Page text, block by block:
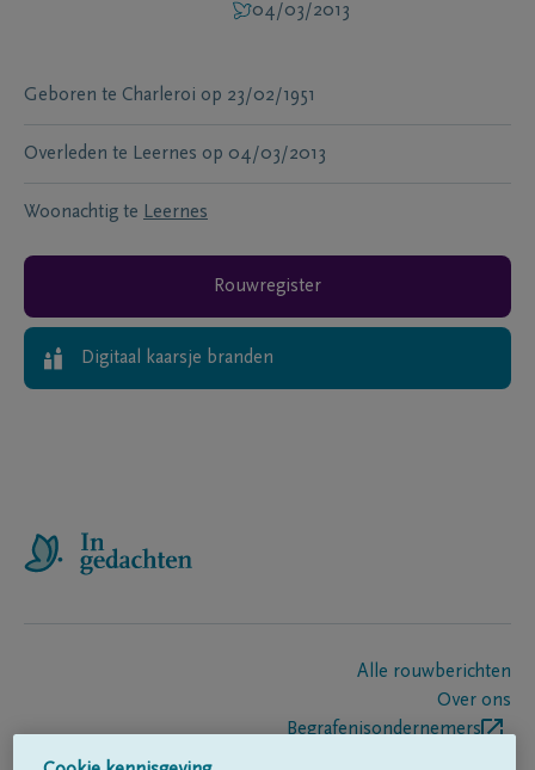
04/03/2013
Geboren te Charleroi op 23/02/1951
Overleden te Leernes op 04/03/2013
Woonachtig te Leernes
Rouwregister
Digitaal kaarsje branden
Alle rouwberichten
Over ons
Begrafenisondernemers